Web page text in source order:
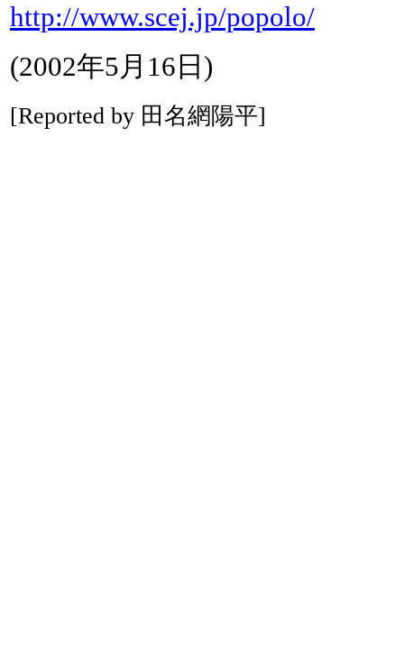
http://www.scej.jp/popolo/
(2002年5月16日)
[Reported by 田名網陽平]